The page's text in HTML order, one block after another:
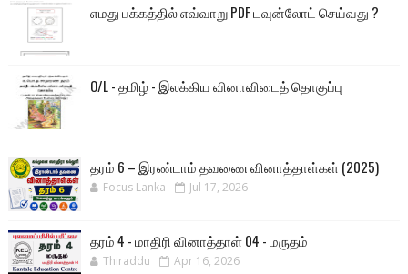
எமது பக்கத்தில் எவ்வாறு PDF டவுன்லோட் செய்வது ?
O/L - தமிழ் - இலக்கிய வினாவிடைத் தொகுப்பு
தரம் 6 – இரண்டாம் தவணை வினாத்தாள்கள் (2025)
Focus Lanka Jul 17, 2026
தரம் 4 - மாதிரி வினாத்தாள் 04 - மருதம்
Thiraddu Apr 16, 2026